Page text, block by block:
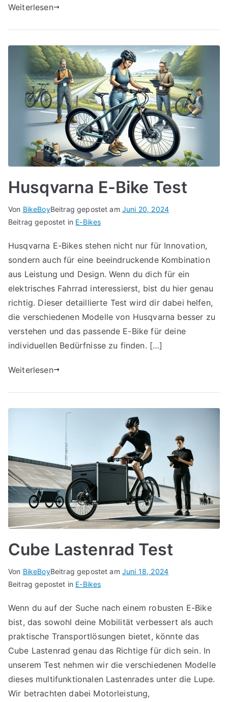
Weiterlesen
Husqvarna E-Bike Test
Von BikeBoyBeitrag gepostet am Juni 20, 2024
Beitrag gepostet in E-Bikes
Husqvarna E-Bikes stehen nicht nur für Innovation,
sondern auch für eine beeindruckende Kombination
aus Leistung und Design. Wenn du dich für ein
elektrisches Fahrrad interessierst, bist du hier genau
richtig. Dieser detaillierte Test wird dir dabei helfen,
die verschiedenen Modelle von Husqvarna besser zu
verstehen und das passende E-Bike für deine
individuellen Bedürfnisse zu finden. […]
Weiterlesen
Cube Lastenrad Test
Von BikeBoyBeitrag gepostet am Juni 18, 2024
Beitrag gepostet in E-Bikes
Wenn du auf der Suche nach einem robusten E-Bike
bist, das sowohl deine Mobilität verbessert als auch
praktische Transportlösungen bietet, könnte das
Cube Lastenrad genau das Richtige für dich sein. In
unserem Test nehmen wir die verschiedenen Modelle
dieses multifunktionalen Lastenrades unter die Lupe.
Wir betrachten dabei Motorleistung,